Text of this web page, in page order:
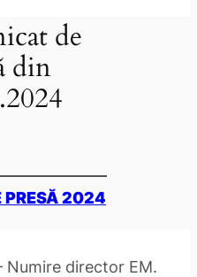
de
din
PRESĂ 2024
Numire director EM.